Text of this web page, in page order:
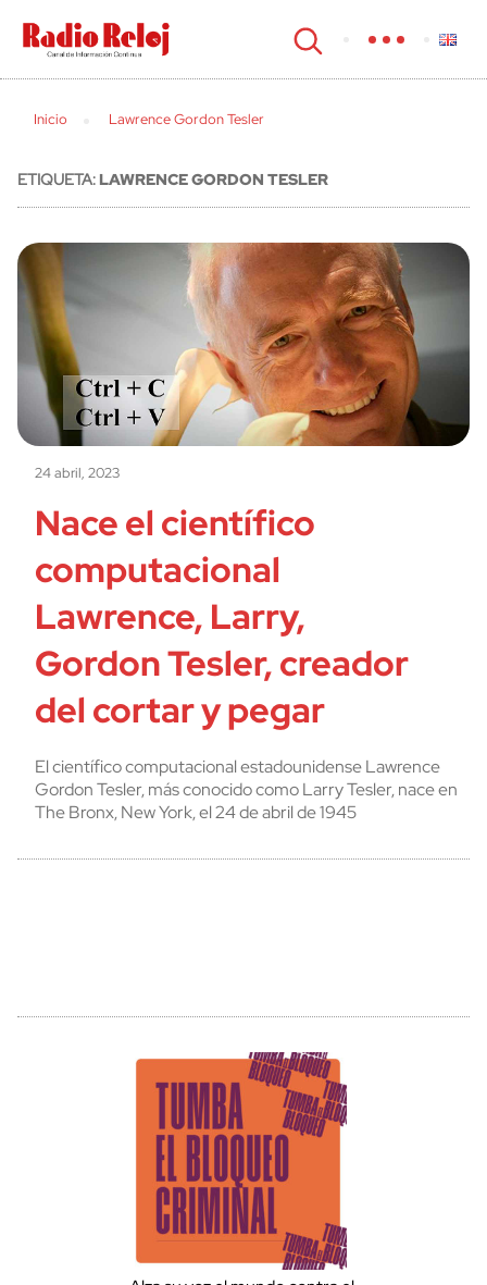
cerrar
Inicio Lawrence Gordon Tesler
ETIQUETA:LAWRENCE GORDON TESLER
24 abril, 2023
Nace el científico
computacional
Lawrence, Larry,
Gordon Tesler, creador
del cortar y pegar
El científico computacional estadounidense Lawrence
Gordon Tesler, más conocido como Larry Tesler, nace en
The Bronx, New York, el 24 de abril de 1945